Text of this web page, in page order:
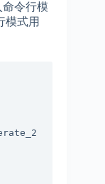
命令行模
模式用